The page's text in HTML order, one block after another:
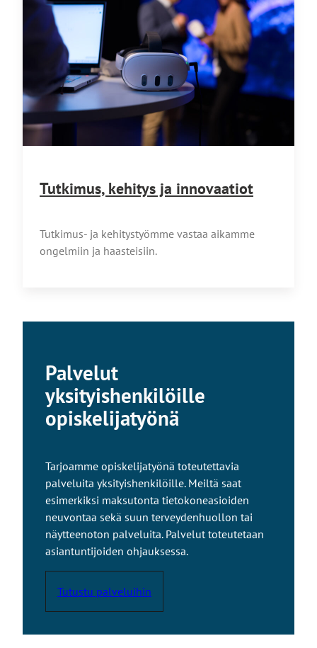
Tutkimus, kehitys ja innovaatiot
Tutkimus- ja kehitystyömme vastaa aikamme
ongelmiin ja haasteisiin.
Palvelut
yksityishenkilöille
opiskelijatyönä
Tarjoamme opiskelijatyönä toteutettavia
palveluita yksityishenkilöille. Meiltä saat
esimerkiksi maksutonta tietokoneasioiden
neuvontaa sekä suun terveydenhuollon tai
näytteenoton palveluita. Palvelut toteutetaan
asiantuntijoiden ohjauksessa.
Tutustu palveluihin